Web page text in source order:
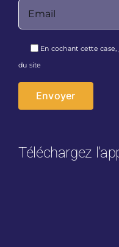
En cochant cette case,
du site
Téléchargez